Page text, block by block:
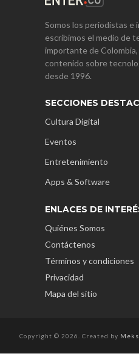
Somos los periodistas e
escribimos el medio de
importante de
contenido sobre
desde 1996.
SECCIONES
Cultura Digital
Eventos
Entretenimiento
Apps & Software
ENLACES DE
Quiénes Somos
Contáctenos
Términos y condiciones
Privacidad
Mapa del sitio
Copyright © 2026. Created by Meks